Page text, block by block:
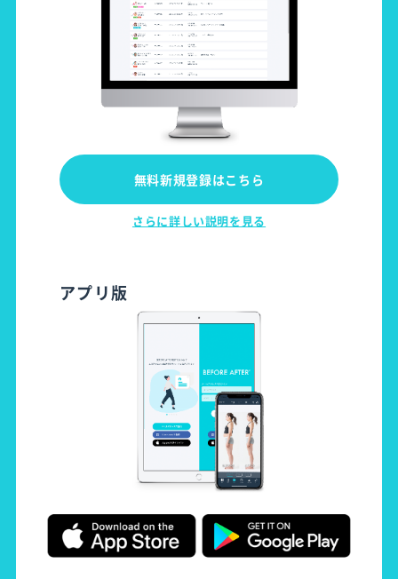
無料新規登録はこちら
さらに詳しい説明を見る
アプリ版